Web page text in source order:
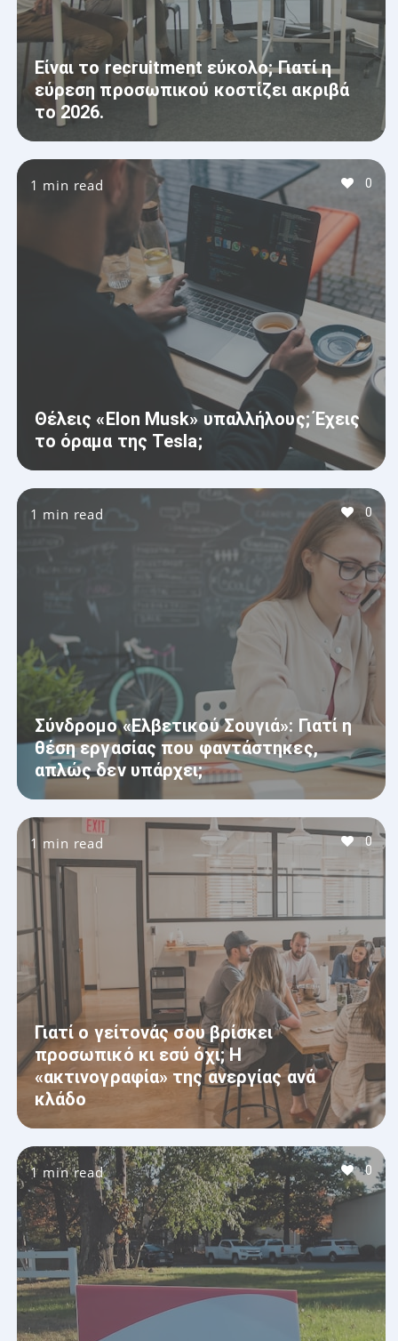
Είναι το recruitment εύκολο; Γιατί η
εύρεση προσωπικού κοστίζει ακριβά
το 2026.
1 min read 0
Θέλεις «Elon Musk» υπαλλήλους; Έχεις
το όραμα της Tesla;
1 min read 0
Σύνδρομο «Ελβετικού Σουγιά»: Γιατί η
θέση εργασίας που φαντάστηκες,
απλώς δεν υπάρχει;
1 min read 0
Γιατί ο γείτονάς σου βρίσκει
προσωπικό κι εσύ όχι; Η
«ακτινογραφία» της ανεργίας ανά
κλάδο
1 min read 0